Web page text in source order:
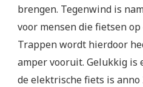
brengen. Tegenwind is
voor mensen die fietsen
Trappen wordt hierdoor
amper vooruit. Gelukkig is
de elektrische fiets is